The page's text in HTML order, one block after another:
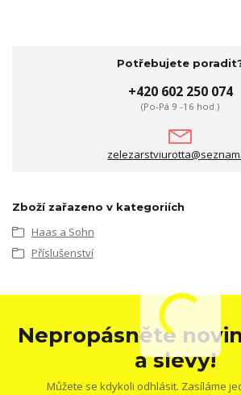
Potřebujete
+420 602 250 074
(Po-Pá 9 -16 hod.)
Zboží zařazeno v kategoriích
Haas a Sohn
Příslušenství
Nepropásněte
a slevy!
Můžete se kdykoli odhlásit. Zasíláme